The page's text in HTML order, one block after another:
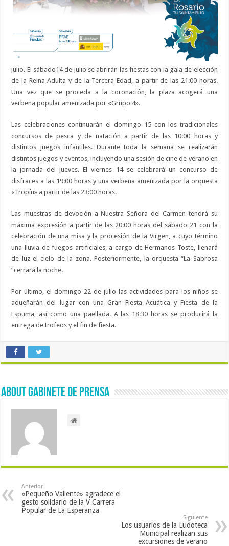
julio. El sábado14 de julio se abrirán las fiestas con la gala de elección
de la Reina Adulta y de la Tercera Edad, a partir de las 21:00 horas.
Una vez que se proceda a la coronación, la plaza acogerá una
verbena popular amenizada por «Grupo 4».
Las celebraciones continuarán el domingo 15 con los tradicionales
concursos de pesca y de natación a partir de las 10:00 horas y
distintos juegos infantiles. Durante toda la semana se realizarán
distintos juegos y eventos, incluyendo una sesión de cine de verano en
la jornada del jueves. El viernes 14 se celebrará un concurso de
disfraces a las 19:00 horas y una verbena amenizada por la orquesta
«Tropín» a partir de las 23:00 horas.
Las muestras de devoción a Nuestra Señora del Carmen tendrá su
máxima expresión a partir de las 20:00 horas del sábado 21 con la
celebración de una misa y la procesión de la Virgen, a cuyo término
una lluvia de fuegos artificiales, a cargo de Hermanos Toste, llenará
de luz el cielo de la zona. Posteriormente, la orquesta “La Sabrosa
”cerrará la noche.
Por último, el domingo 22 de julio las actividades para los niños se
adueñarán del lugar con una Gran Fiesta Acuática y Fiesta de la
Espuma, así como una paellada. A las 18:30 horas se producirá la
entrega de trofeos y el fin de fiesta.
About Gabinete de Prensa
Anterior
«Pequeño Valiente» agradece el
gesto solidario de la V Carrera
Popular de La Esperanza
Siguiente
Los usuarios de la Ludoteca
Municipal realizan sus
excursiones de verano